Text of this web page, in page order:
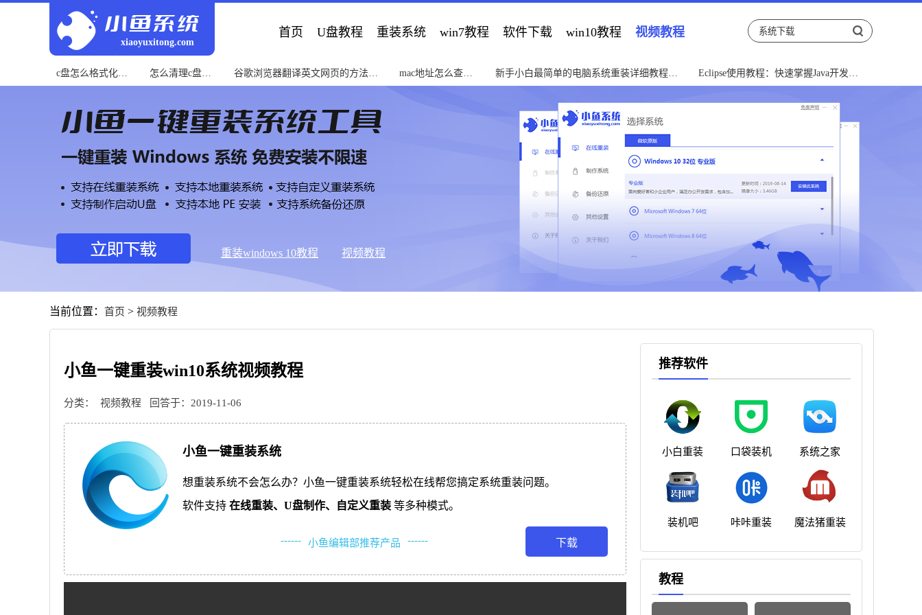
xiaoyuxitong.com
首页 U盘教程 重装系统 win7教程 软件下载 win10教程 视频教程
c盘怎么格式化教
程
怎么清理c盘教
程
谷歌浏览器翻译英文网页的方法教
程
mac地址怎么查教
程
新手小白最简单的电脑系统重装详细教程指
南
Eclipse使用教程：快速掌握Java开发利
器
重装windows 10教程 视频教程
当前位置： 首页 > 视频教程
小鱼一键重装win10系统视频教程
分类： 视频教程 回答于：2019-11-06
小鱼一键重装系统
想重装系统不会怎么办？小鱼一键重装系统轻松在线帮您搞定系统重装问题。
软件支持 在线重装、 U盘制作、 自定义重装 等多种模式。
------ 小鱼编辑部推荐产品 ------ 下载
推荐软件
小白重装 口袋装机 系统之家
装机吧 咔咔重装 魔法猪重装
教程